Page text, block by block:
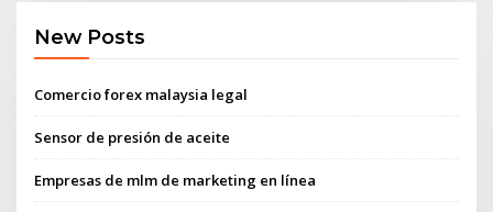
New Posts
Comercio forex malaysia legal
Sensor de presión de aceite
Empresas de mlm de marketing en línea